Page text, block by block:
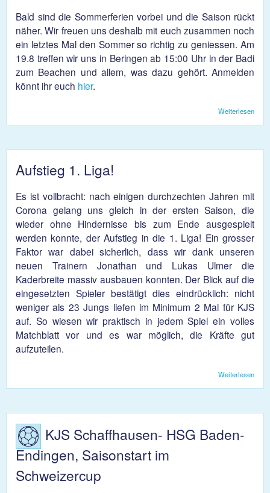
Bald sind die Sommerferien vorbei und die Saison rückt
näher. Wir freuen uns deshalb mit euch zusammen noch
ein letztes Mal den Sommer so richtig zu geniessen. Am
19.8 treffen wir uns in Beringen ab 15:00 Uhr in der Badi
zum Beachen und allem, was dazu gehört. Anmelden
könnt ihr euch hier.
Weiterlesen
Aufstieg 1. Liga!
Es ist vollbracht: nach einigen durchzechten Jahren mit
Corona gelang uns gleich in der ersten Saison, die
wieder ohne Hindernisse bis zum Ende ausgespielt
werden konnte, der Aufstieg in die 1. Liga! Ein grosser
Faktor war dabei sicherlich, dass wir dank unseren
neuen Trainern Jonathan und Lukas Ulmer die
Kaderbreite massiv ausbauen konnten. Der Blick auf die
eingesetzten Spieler bestätigt dies eindrücklich: nicht
weniger als 23 Jungs liefen im Minimum 2 Mal für KJS
auf. So wiesen wir praktisch in jedem Spiel ein volles
Matchblatt vor und es war möglich, die Kräfte gut
aufzuteilen.
Weiterlesen
KJS Schaffhausen- HSG Baden-
Endingen, Saisonstart im
Schweizercup